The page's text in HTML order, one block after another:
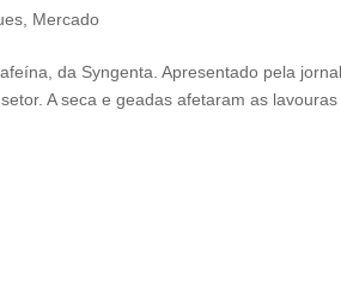
, Mercado
da Syngenta. Apresentado pela
A seca e geadas afetaram as